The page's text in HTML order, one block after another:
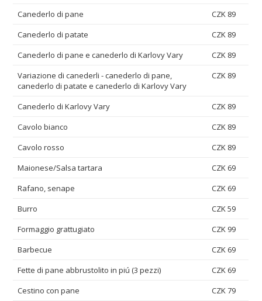
Canederlo di pane
CZK 89
Canederlo di patate
CZK 89
Canederlo di pane e canederlo di Karlovy Vary
CZK 89
Variazione di canederli - canederlo di pane,
canederlo di patate e canederlo di Karlovy Vary
CZK 89
Canederlo di Karlovy Vary
CZK 89
Cavolo bianco
CZK 89
Cavolo rosso
CZK 89
Maionese/Salsa tartara
CZK 69
Rafano, senape
CZK 69
Burro
CZK 59
Formaggio grattugiato
CZK 99
Barbecue
CZK 69
Fette di pane abbrustolito in piú (3 pezzi)
CZK 69
Cestino con pane
CZK 79